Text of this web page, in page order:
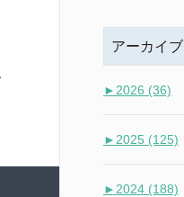
アーカイブ
► 2026 (36)
► 2025 (125)
► 2024 (188)